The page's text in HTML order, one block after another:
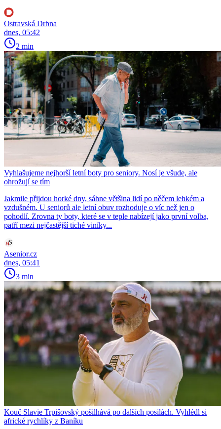
Ostravská Drbna
dnes, 05:42
2 min
Vyhlašujeme nejhorší letní boty pro seniory. Nosí je všude, ale
ohrožují se tím
Jakmile přijdou horké dny, sáhne většina lidí po něčem lehkém a
vzdušném. U seniorů ale letní obuv rozhoduje o víc než jen o
pohodlí. Zrovna ty boty, které se v teple nabízejí jako první volba,
patří mezi nejčastější tiché viníky...
Asenior.cz
dnes, 05:41
3 min
Kouč Slavie Trpišovský pošilhává po dalších posilách. Vyhlédl si
africké rychlíky z Baníku